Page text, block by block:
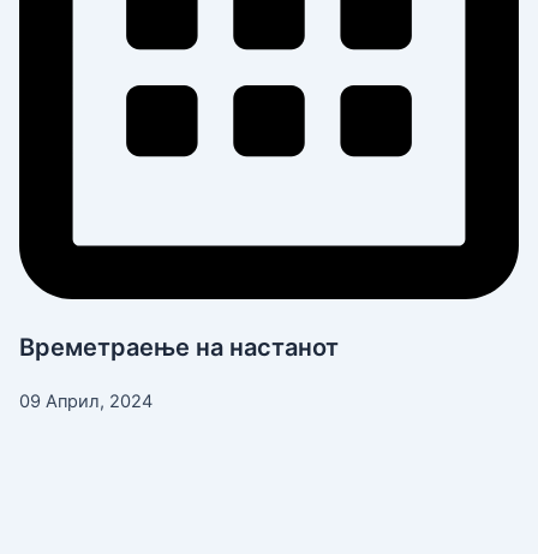
Времетраење на настанот
09 Април, 2024